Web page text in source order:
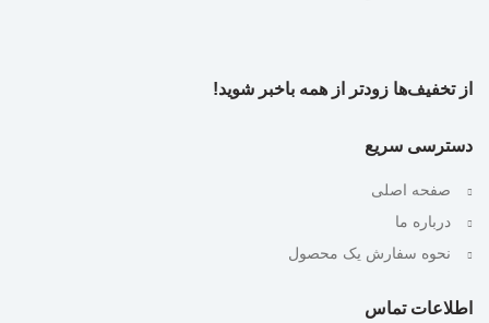
از تخفیف‌ها زودتر از همه باخبر شوید!
دسترسی سریع
صفحه اصلی
درباره ما
نحوه سفارش یک محصول
اطلاعات تماس